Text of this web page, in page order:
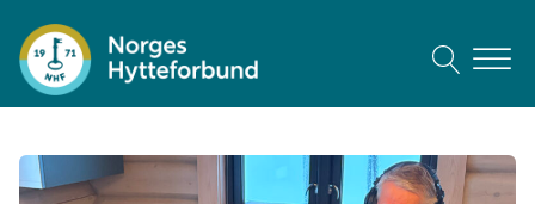
Meld deg på vårt nyhetsbrev